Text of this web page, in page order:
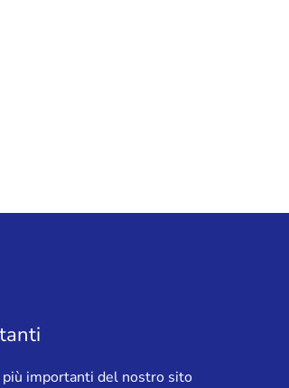
importanti del nostro sito